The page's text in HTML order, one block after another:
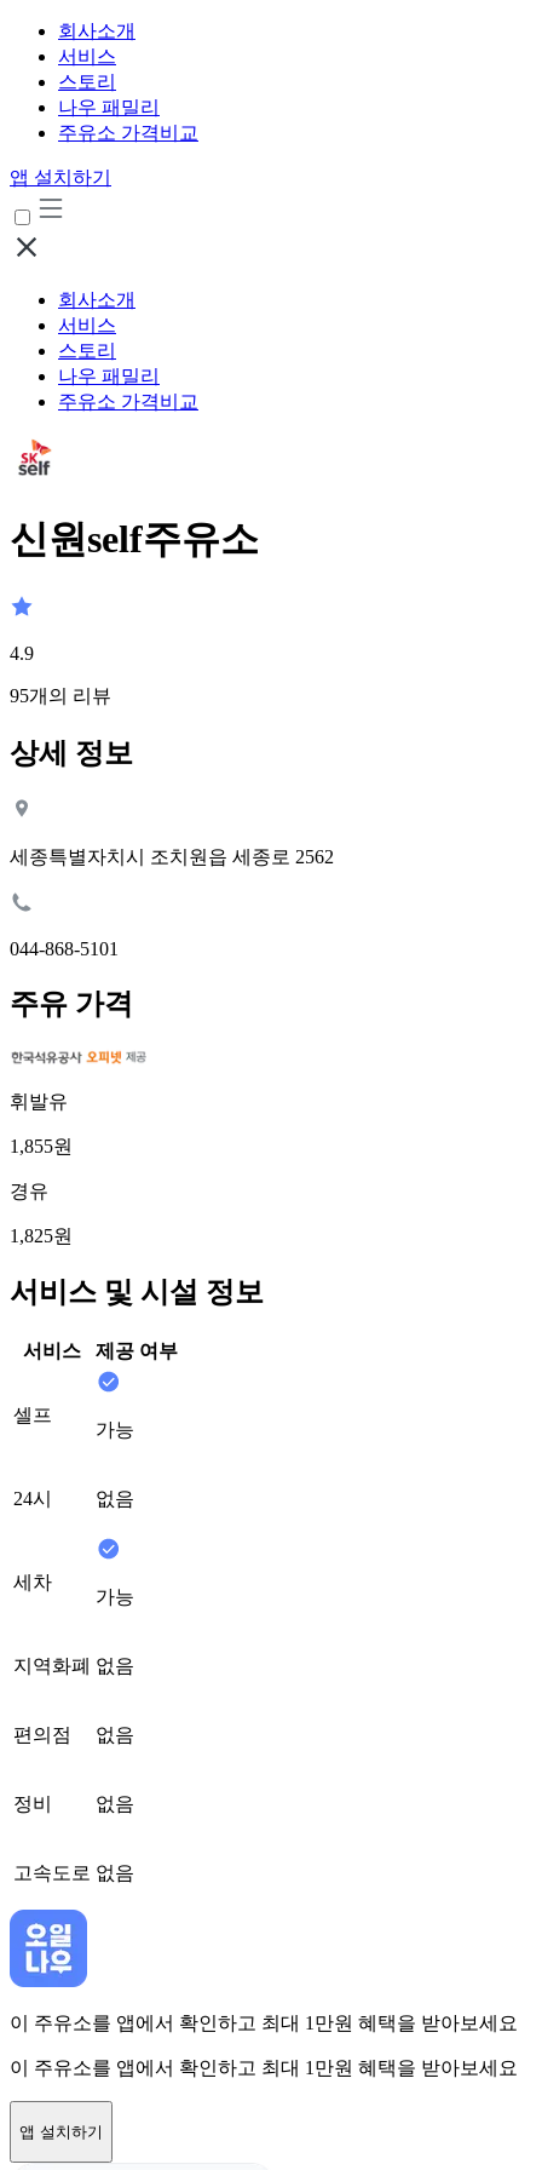
회사소개
서비스
스토리
나우 패밀리
주유소 가격비교
앱 설치하기
회사소개
서비스
스토리
나우 패밀리
주유소 가격비교
신원self주유소
4.9
95개의 리뷰
상세 정보
세종특별자치시 조치원읍 세종로 2562
044-868-5101
주유 가격
휘발유
1,855원
경유
1,825원
서비스 및 시설 정보
서비스 제공 여부
셀프
가능
24시 없음
세차
가능
지역화폐 없음
편의점 없음
정비 없음
고속도로 없음
이 주유소를 앱에서 확인하고 최대 1만원 혜택을 받아보세요
이 주유소를 앱에서 확인하고 최대 1만원 혜택을 받아보세요
앱 설치하기